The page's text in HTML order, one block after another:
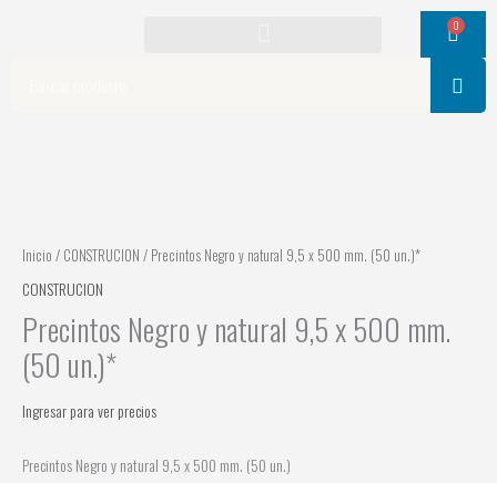
0
Cart
Inicio / CONSTRUCION / Precintos Negro y natural 9,5 x 500 mm. (50 un.)*
CONSTRUCION
Precintos Negro y natural 9,5 x 500 mm.
(50 un.)*
Ingresar para ver precios
Precintos Negro y natural 9,5 x 500 mm. (50 un.)